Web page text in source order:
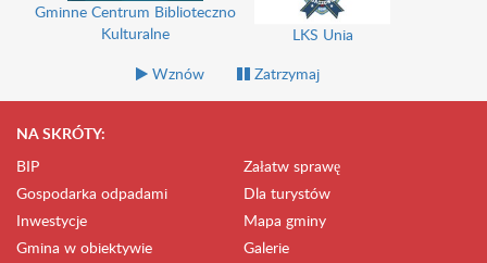
Gminne Centrum Biblioteczno
Kulturalne
LKS Unia
Wznów
Zatrzymaj
NA SKRÓTY:
BIP
Załatw sprawę
Gospodarka odpadami
Dla turystów
Inwestycje
Mapa gminy
Gmina w obiektywie
Galerie